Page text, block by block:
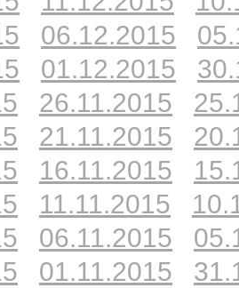
06.12.2015
01.12.2015
26.11.2015
21.11.2015
16.11.2015
11.11.2015
06.11.2015
01.11.2015